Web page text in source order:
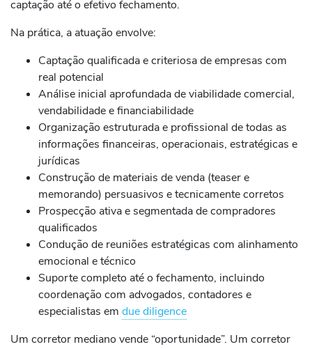
captação até o efetivo fechamento.
Na prática, a atuação envolve:
Captação qualificada e criteriosa de empresas com
real potencial
Análise inicial aprofundada de viabilidade comercial,
vendabilidade e financiabilidade
Organização estruturada e profissional de todas as
informações financeiras, operacionais, estratégicas e
jurídicas
Construção de materiais de venda (teaser e
memorando) persuasivos e tecnicamente corretos
Prospecção ativa e segmentada de compradores
qualificados
Condução de reuniões estratégicas com alinhamento
emocional e técnico
Suporte completo até o fechamento, incluindo
coordenação com advogados, contadores e
especialistas em due diligence
Um corretor mediano vende “oportunidade”. Um corretor